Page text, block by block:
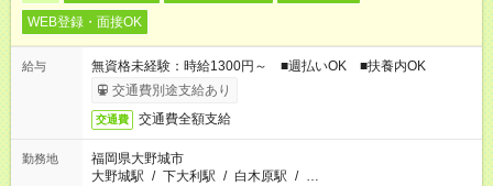
WEB登録・面接OK
給与
無資格未経験：時給1300円～ ■週払いOK ■扶養内OK
交通費別途支給あり
交通費 交通費全額支給
勤務地
福岡県大野城市
大野城駅 / 下大利駅 / 白木原駅 / …